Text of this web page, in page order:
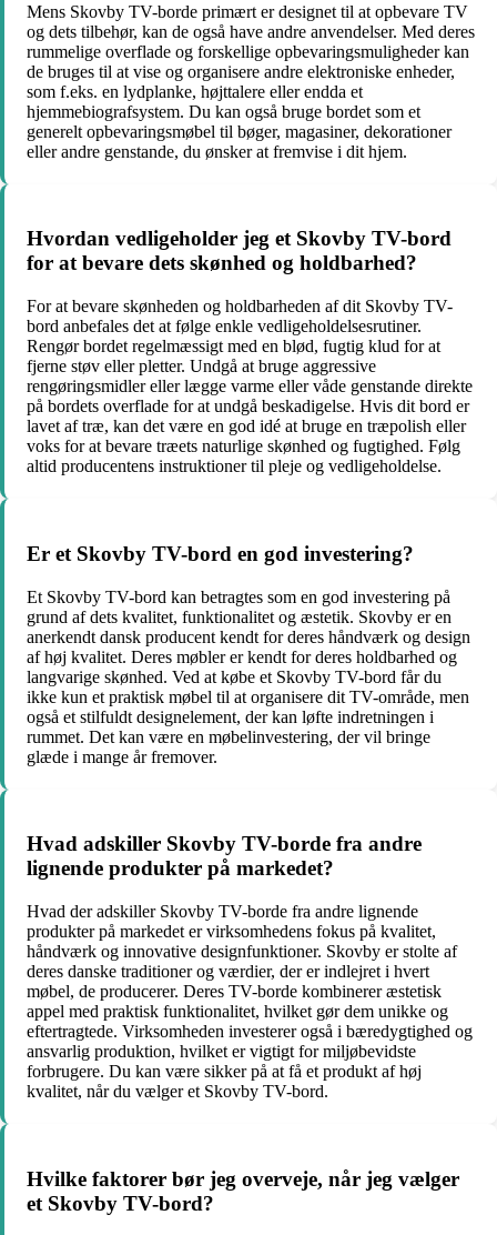
Mens Skovby TV-borde primært er designet til at opbevare TV
og dets tilbehør, kan de også have andre anvendelser. Med deres
rummelige overflade og forskellige opbevaringsmuligheder kan
de bruges til at vise og organisere andre elektroniske enheder,
som f.eks. en lydplanke, højttalere eller endda et
hjemmebiografsystem. Du kan også bruge bordet som et
generelt opbevaringsmøbel til bøger, magasiner, dekorationer
eller andre genstande, du ønsker at fremvise i dit hjem.
Hvordan vedligeholder jeg et Skovby TV-bord
for at bevare dets skønhed og holdbarhed?
For at bevare skønheden og holdbarheden af dit Skovby TV-
bord anbefales det at følge enkle vedligeholdelsesrutiner.
Rengør bordet regelmæssigt med en blød, fugtig klud for at
fjerne støv eller pletter. Undgå at bruge aggressive
rengøringsmidler eller lægge varme eller våde genstande direkte
på bordets overflade for at undgå beskadigelse. Hvis dit bord er
lavet af træ, kan det være en god idé at bruge en træpolish eller
voks for at bevare træets naturlige skønhed og fugtighed. Følg
altid producentens instruktioner til pleje og vedligeholdelse.
Er et Skovby TV-bord en god investering?
Et Skovby TV-bord kan betragtes som en god investering på
grund af dets kvalitet, funktionalitet og æstetik. Skovby er en
anerkendt dansk producent kendt for deres håndværk og design
af høj kvalitet. Deres møbler er kendt for deres holdbarhed og
langvarige skønhed. Ved at købe et Skovby TV-bord får du
ikke kun et praktisk møbel til at organisere dit TV-område, men
også et stilfuldt designelement, der kan løfte indretningen i
rummet. Det kan være en møbelinvestering, der vil bringe
glæde i mange år fremover.
Hvad adskiller Skovby TV-borde fra andre
lignende produkter på markedet?
Hvad der adskiller Skovby TV-borde fra andre lignende
produkter på markedet er virksomhedens fokus på kvalitet,
håndværk og innovative designfunktioner. Skovby er stolte af
deres danske traditioner og værdier, der er indlejret i hvert
møbel, de producerer. Deres TV-borde kombinerer æstetisk
appel med praktisk funktionalitet, hvilket gør dem unikke og
eftertragtede. Virksomheden investerer også i bæredygtighed og
ansvarlig produktion, hvilket er vigtigt for miljøbevidste
forbrugere. Du kan være sikker på at få et produkt af høj
kvalitet, når du vælger et Skovby TV-bord.
Hvilke faktorer bør jeg overveje, når jeg vælger
et Skovby TV-bord?